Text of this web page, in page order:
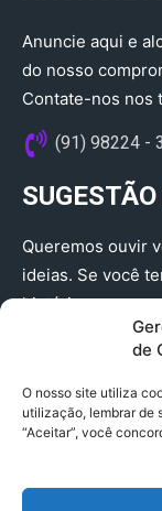
de
O nosso site utiliza
utilização, lembrar de
“Aceitar”, você
Anuncie aqui e
do nosso
Contate-nos nos
(91) 98224 -
Queremos ouvir
ideias. Se você
história que
(91) 98224 -